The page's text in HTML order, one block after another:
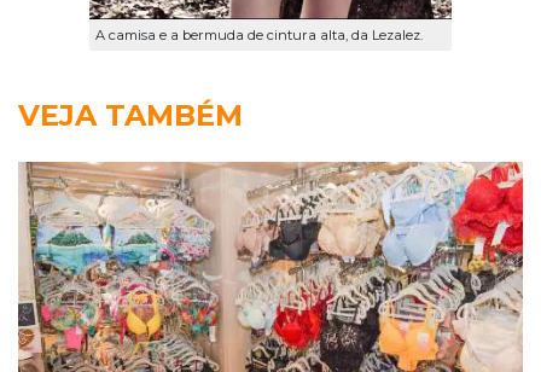
A camisa e a bermuda de cintura alta, da Lezalez.
VEJA TAMBÉM